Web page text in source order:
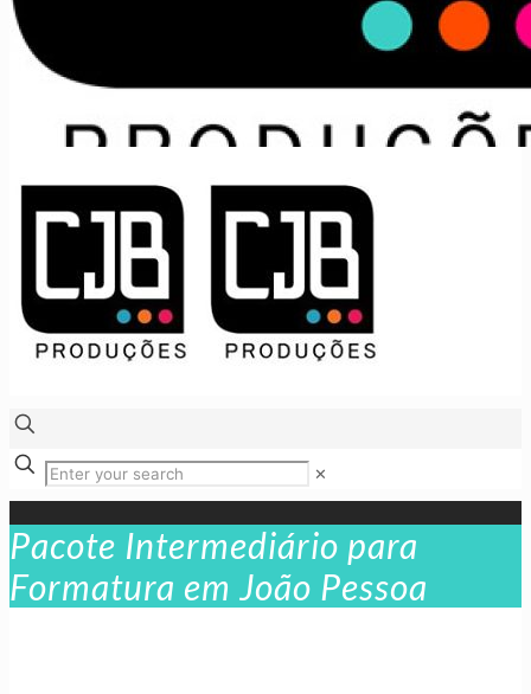
✕
Pacote Intermediário para
Formatura em João Pessoa